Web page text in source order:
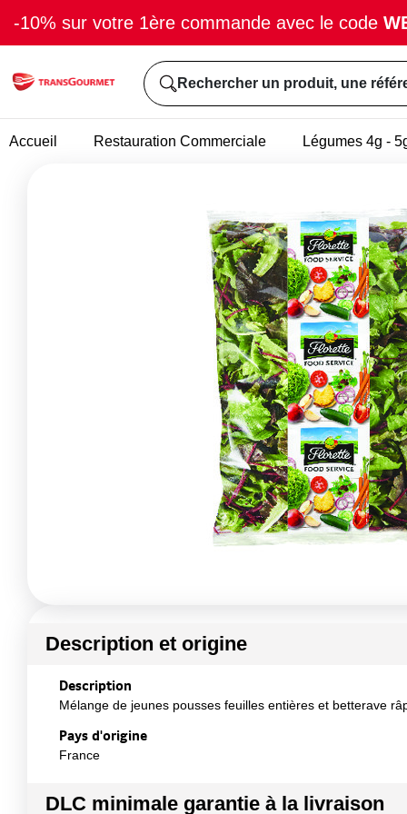
-10% sur votre 1ère commande avec le code
Rechercher un produit, une
Accueil Restauration Commerciale Légumes 4g -
Description et origine
Description
Mélange de jeunes pousses feuilles entières et betterave
Pays d'origine
France
DLC minimale garantie à la livraison